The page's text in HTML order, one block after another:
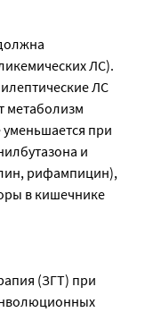
ЛС).
ЛС
метаболизм
при
и
рифампицин),
в кишечнике
(ЗГТ) при